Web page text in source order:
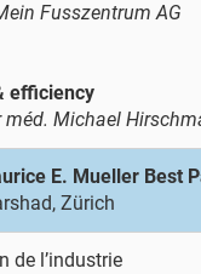
Fusszentrum AG
efficiency
méd. Michael
E. Mueller Best
Zürich
de l’industrie